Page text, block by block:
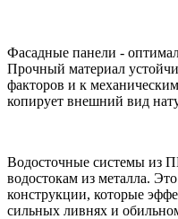
Фасадные панели -
Прочный материал
факторов и к
копирует внешний вид
Водосточные системы из
водостокам из металла.
конструкции, которые
сильных ливнях и